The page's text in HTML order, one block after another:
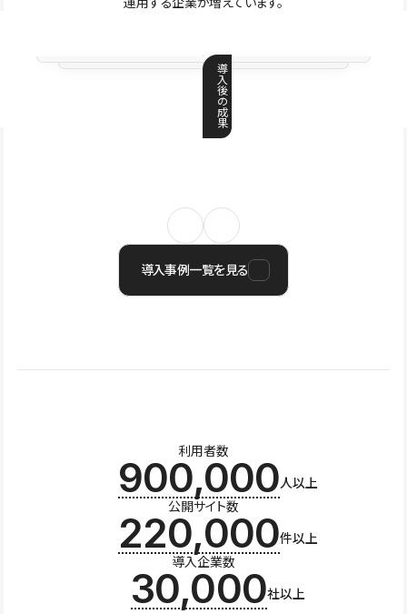
導
入
後
の
成
果
導入事例一覧を見る
利用者数
900,000人以上
公開サイト数
220,000件以上
導入企業数
30,000社以上